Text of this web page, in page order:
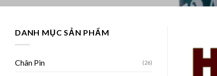
DANH MỤC SẢN PHẨM
Chân Pin (26)